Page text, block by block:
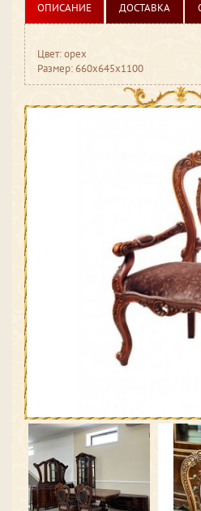
ОПИСАНИЕ ДОСТАВКА
Цвет: орех
Размер: 660x645x1100